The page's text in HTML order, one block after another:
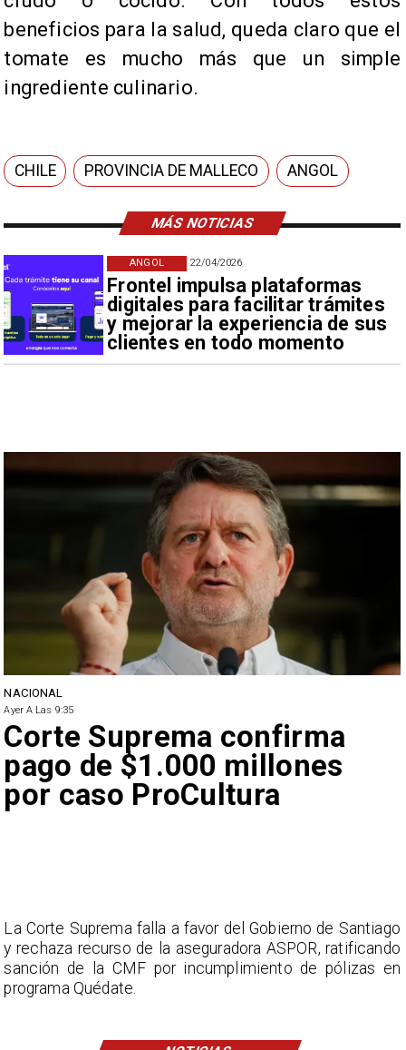
MÁS NOTICIAS
22/04/2026
Frontel impulsa plataformas
digitales para facilitar trámites
y mejorar la experiencia de sus
clientes en todo momento
ANGOL
beneficios para la salud, queda claro que el
tomate es mucho más que un simple
ingrediente culinario.
CHILE PROVINCIA DE MALLECO ANGOL
NACIONAL
Ayer A Las 9:35
Corte Suprema confirma
pago de $1.000 millones
por caso ProCultura
La Corte Suprema falla a favor del Gobierno de Santiago
y rechaza recurso de la aseguradora ASPOR, ratificando
sanción de la CMF por incumplimiento de pólizas en
programa Quédate.